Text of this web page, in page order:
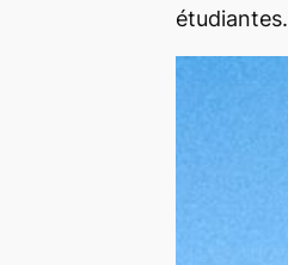
étudiantes.